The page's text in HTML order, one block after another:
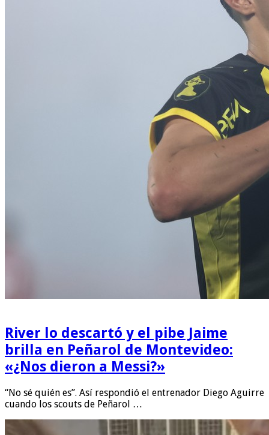
River lo descartó y el pibe Jaime
brilla en Peñarol de Montevideo:
«¿Nos dieron a Messi?»
“No sé quién es”. Así respondió el entrenador Diego Aguirre
cuando los scouts de Peñarol …